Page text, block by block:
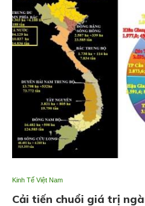
Kinh Tế Việt Nam
Cải tiến chuổi giá trị